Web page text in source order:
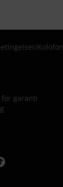
/Kolofon
garanti